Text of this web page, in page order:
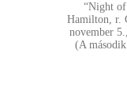
“Night of
Hamilton, r.
november 5.,
(A